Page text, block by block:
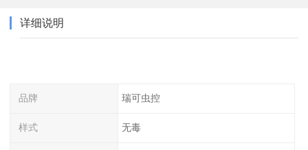
详细说明
品牌 瑞可虫控
样式 无毒